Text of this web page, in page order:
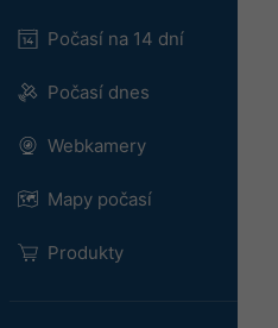
Počasí na 14 dní
Počasí dnes
Webkamery
Mapy počasí
Produkty